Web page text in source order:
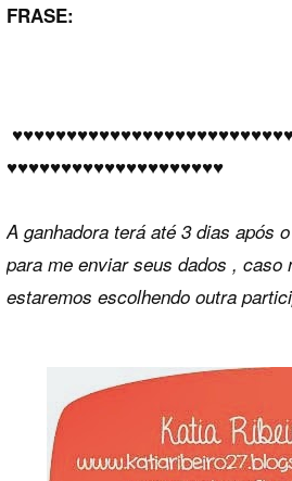
FRASE:
♥♥♥♥♥♥♥♥♥♥♥♥♥♥♥♥♥♥♥♥♥♥♥♥
♥♥♥♥♥♥♥♥♥♥♥♥♥♥♥♥♥♥♥♥
A ganhadora terá até 3 dias após
para me enviar seus dados , caso
estaremos escolhendo outra